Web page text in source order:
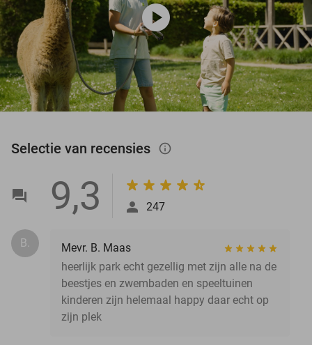
play_circle
Selectie van recensies info_outlined
9,3 247
B.
Mevr. B. Maas
heerlijk park echt gezellig met zijn alle na de
beestjes en zwembaden en speeltuinen
kinderen zijn helemaal happy daar echt op
zijn plek